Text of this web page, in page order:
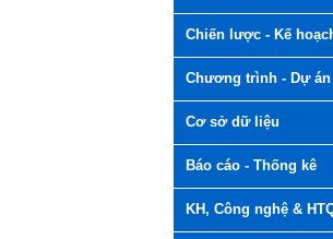
Chiến lược - Kế
Chương trình - Dự án
Cơ sở dữ liệu
Báo cáo - Thống kê
KH, Công nghệ &